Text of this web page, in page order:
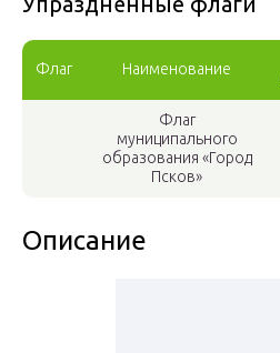
Флаг Наименование
Флаг
муниципального
образования «Город
Псков»
Описание